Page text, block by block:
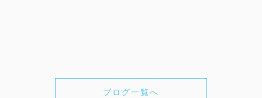
ブログ一覧へ